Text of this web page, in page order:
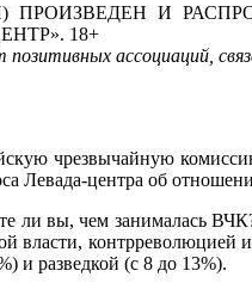
И
18+
позитивных ассоциаций,
чрезвычайную
Левада-центра об
ли вы, чем занималась
власти,
и разведкой (с 8 до 13%).